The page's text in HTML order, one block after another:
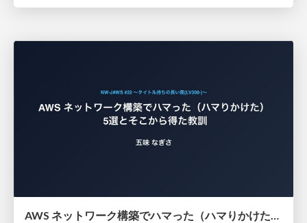
AWS ネットワーク構築でハマった（ハマりかけた） 5選とそこから得た教訓